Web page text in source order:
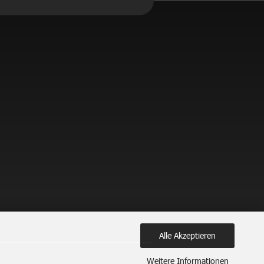
Alle Akzeptieren
Weitere Informationen